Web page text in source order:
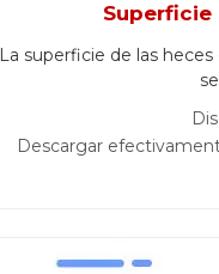
Superficie
La superficie de las
Descargar